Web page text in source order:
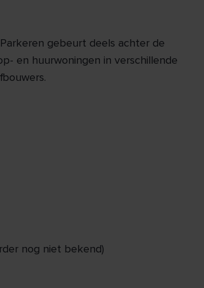
gebeurt deels achter de
en huurwoningen in verschillende
nog niet bekend)